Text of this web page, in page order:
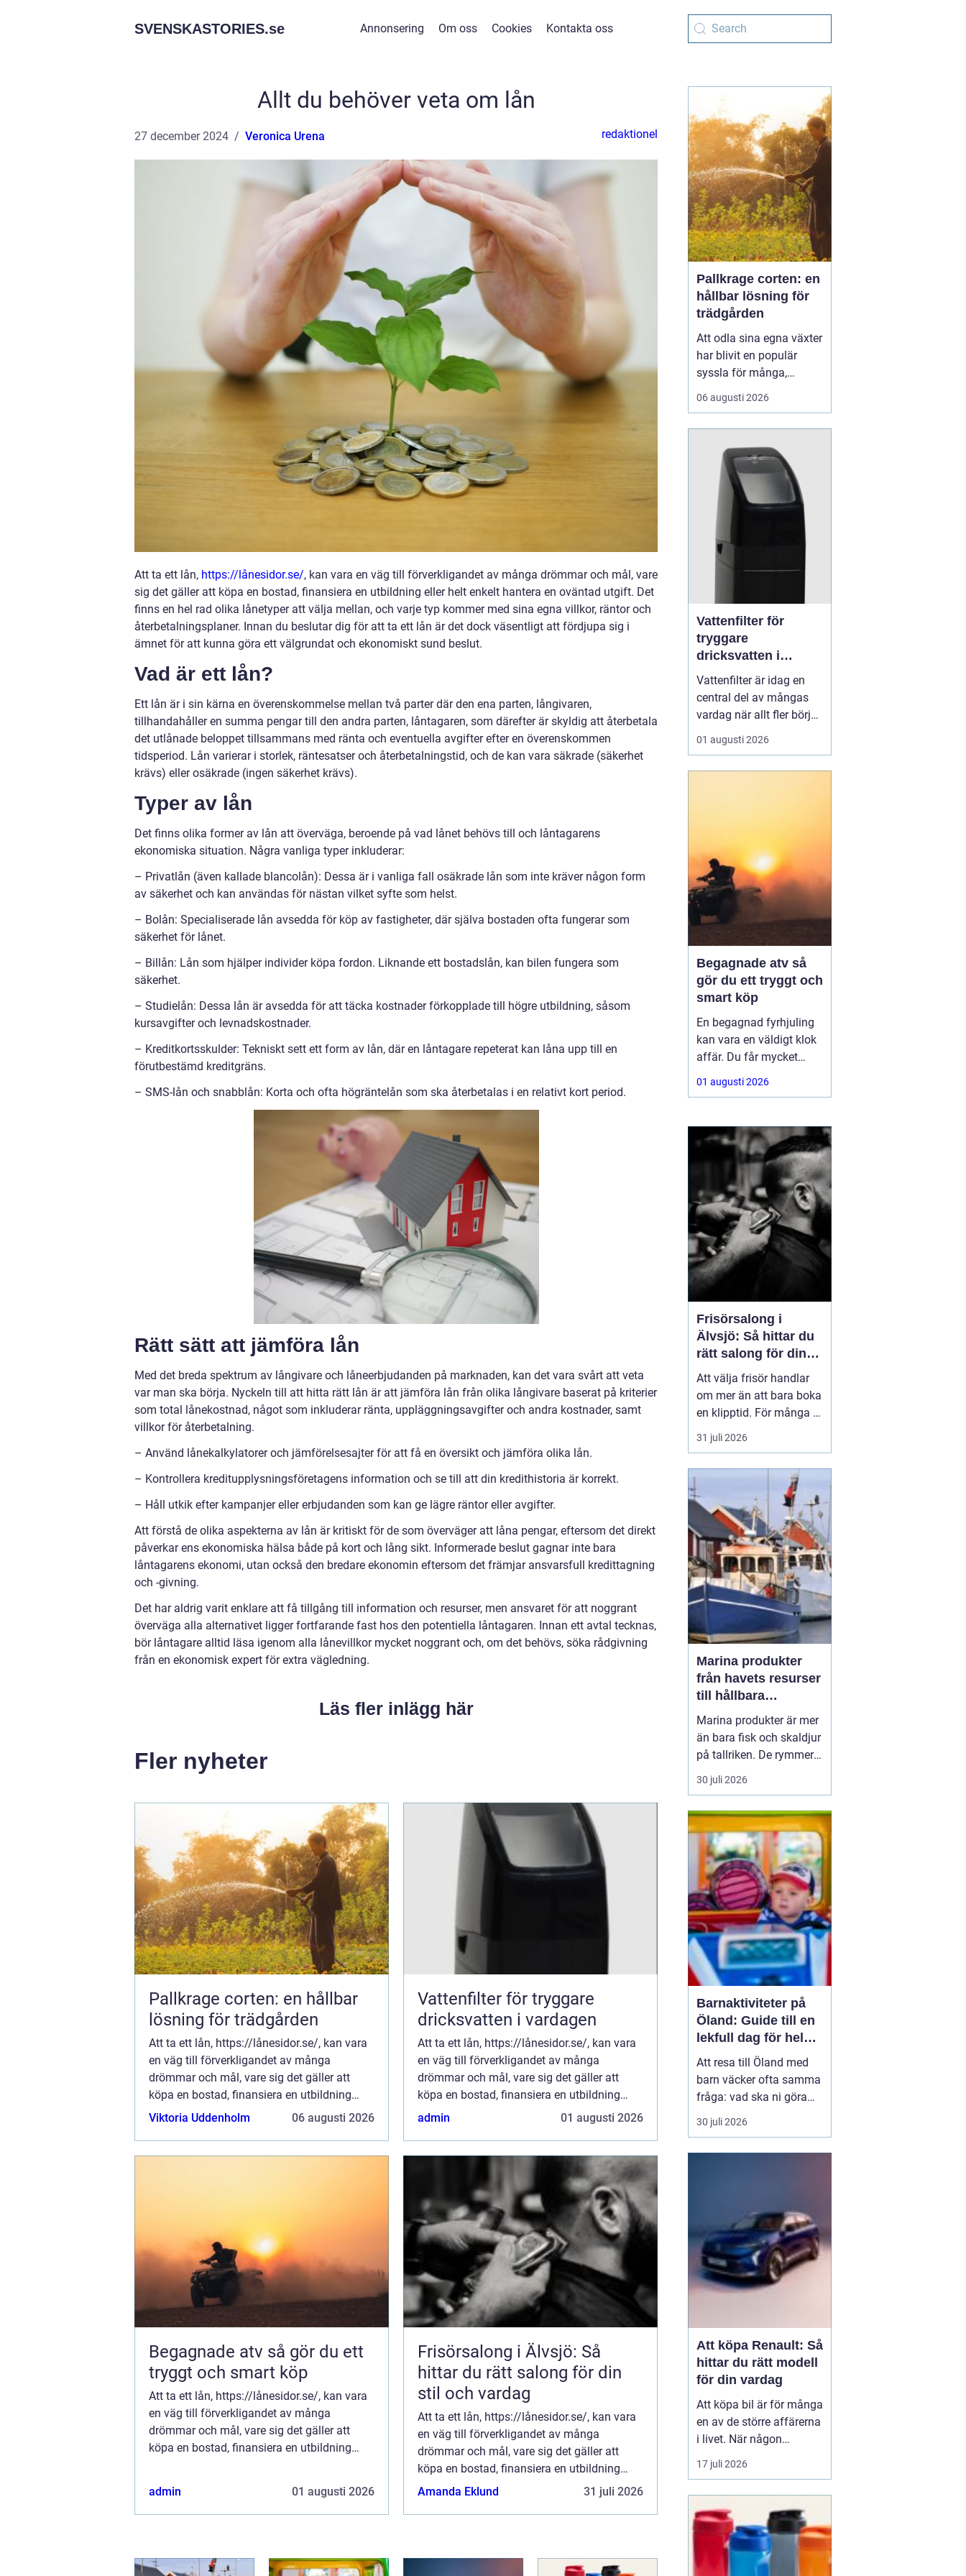
SVENSKASTORIES.se Annonsering Om oss Cookies Kontakta oss
Allt du behöver veta om lån
27 december 2024 Veronica Urena redaktionel
Att ta ett lån, https://lånesidor.se/, kan vara en väg till förverkligandet av många drömmar och mål, vare
sig det gäller att köpa en bostad, finansiera en utbildning eller helt enkelt hantera en oväntad utgift. Det
finns en hel rad olika lånetyper att välja mellan, och varje typ kommer med sina egna villkor, räntor och
återbetalningsplaner. Innan du beslutar dig för att ta ett lån är det dock väsentligt att fördjupa sig i
ämnet för att kunna göra ett välgrundat och ekonomiskt sund beslut.
Vad är ett lån?
Ett lån är i sin kärna en överenskommelse mellan två parter där den ena parten, långivaren,
tillhandahåller en summa pengar till den andra parten, låntagaren, som därefter är skyldig att återbetala
det utlånade beloppet tillsammans med ränta och eventuella avgifter efter en överenskommen
tidsperiod. Lån varierar i storlek, räntesatser och återbetalningstid, och de kan vara säkrade (säkerhet
krävs) eller osäkrade (ingen säkerhet krävs).
Typer av lån
Det finns olika former av lån att överväga, beroende på vad lånet behövs till och låntagarens
ekonomiska situation. Några vanliga typer inkluderar:
– Privatlån (även kallade blancolån): Dessa är i vanliga fall osäkrade lån som inte kräver någon form
av säkerhet och kan användas för nästan vilket syfte som helst.
– Bolån: Specialiserade lån avsedda för köp av fastigheter, där själva bostaden ofta fungerar som
säkerhet för lånet.
– Billån: Lån som hjälper individer köpa fordon. Liknande ett bostadslån, kan bilen fungera som
säkerhet.
– Studielån: Dessa lån är avsedda för att täcka kostnader förkopplade till högre utbildning, såsom
kursavgifter och levnadskostnader.
– Kreditkortsskulder: Tekniskt sett ett form av lån, där en låntagare repeterat kan låna upp till en
förutbestämd kreditgräns.
– SMS-lån och snabblån: Korta och ofta högräntelån som ska återbetalas i en relativt kort period.
Rätt sätt att jämföra lån
Med det breda spektrum av långivare och låneerbjudanden på marknaden, kan det vara svårt att veta
var man ska börja. Nyckeln till att hitta rätt lån är att jämföra lån från olika långivare baserat på kriterier
som total lånekostnad, något som inkluderar ränta, uppläggningsavgifter och andra kostnader, samt
villkor för återbetalning.
– Använd lånekalkylatorer och jämförelsesajter för att få en översikt och jämföra olika lån.
– Kontrollera kreditupplysningsföretagens information och se till att din kredithistoria är korrekt.
– Håll utkik efter kampanjer eller erbjudanden som kan ge lägre räntor eller avgifter.
Att förstå de olika aspekterna av lån är kritiskt för de som överväger att låna pengar, eftersom det direkt
påverkar ens ekonomiska hälsa både på kort och lång sikt. Informerade beslut gagnar inte bara
låntagarens ekonomi, utan också den bredare ekonomin eftersom det främjar ansvarsfull kredittagning
och -givning.
Det har aldrig varit enklare att få tillgång till information och resurser, men ansvaret för att noggrant
överväga alla alternativet ligger fortfarande fast hos den potentiella låntagaren. Innan ett avtal tecknas,
bör låntagare alltid läsa igenom alla lånevillkor mycket noggrant och, om det behövs, söka rådgivning
från en ekonomisk expert för extra vägledning.
Läs fler inlägg här
Fler nyheter
Pallkrage corten: en hållbar
lösning för trädgården
Att ta ett lån, https://lånesidor.se/, kan vara
en väg till förverkligandet av många
drömmar och mål, vare sig det gäller att
köpa en bostad, finansiera en utbildning
eller helt enkelt hantera en ov&au...
Viktoria Uddenholm 06 augusti 2026
Vattenfilter för tryggare
dricksvatten i vardagen
Att ta ett lån, https://lånesidor.se/, kan vara
en väg till förverkligandet av många
drömmar och mål, vare sig det gäller att
köpa en bostad, finansiera en utbildning
eller helt enkelt hantera en ov&au...
admin 01 augusti 2026
Begagnade atv så gör du ett
tryggt och smart köp
Att ta ett lån, https://lånesidor.se/, kan vara
en väg till förverkligandet av många
drömmar och mål, vare sig det gäller att
köpa en bostad, finansiera en utbildning
admin
01 augusti 2026
Frisörsalong i Älvsjö: Så
hittar du rätt salong för din
stil och vardag
Att ta ett lån, https://lånesidor.se/, kan vara
en väg till förverkligandet av många
drömmar och mål, vare sig det gäller att
köpa en bostad, finansiera en utbildning
eller helt enkelt hantera en ov&au...
Amanda Eklund 31 juli 2026
Pallkrage corten: en
hållbar lösning för
trädgården
Att odla sina egna växter
har blivit en populär
syssla för många,
oavsett om det handlar
om att ha en prunkande
balkongträdgård i stan.
En av de mest effektiva
och este...
06 augusti 2026
Vattenfilter för
tryggare
dricksvatten i
vardagen
Vattenfilter är idag en
central del av mångas
vardag när allt fler börjar
fundera på kvaliteten på
vattnet som kommer ur
hårt vat...
01 augusti 2026
Begagnade atv så
gör du ett tryggt och
smart köp
En begagnad fyrhjuling
kan vara en väldigt klok
affär. Du får mycket
funktion för pengarna
och slipper den största
ofta kommer direkt när
en maskin är ny.
Samtidigt kräver ett
andrahandsköp mer
eftertanke. Den som vill
köpa
01 augusti 2026
Frisörsalong i
Älvsjö: Så hittar du
rätt salong för din
stil och vardag
Att välja frisör handlar
om mer än att bara boka
en klipptid. För många är
frisörbesöket en paus i
vardagen, en chans att
känna sig mer som sig
själv. I Älvsjö fi...
31 juli 2026
Marina produkter
från havets resurser
till hållbara
upplevelser
Marina produkter är mer
än bara fisk och skaldjur
på tallriken. De rymmer
allt från mat och hälsa
till friluftsliv, kultur och
områden spelar havet en
central roll för både
ekonomi och livskvalitet.
När fler söker sig mot
nat...
30 juli 2026
Barnaktiviteter på
Öland: Guide till en
lekfull dag för hela
familjen
Att resa till Öland med
barn väcker ofta samma
fråga: vad ska ni göra
för att alla ska trivas,
oavsett ålder och
30 juli 2026
Att köpa Renault: Så
hittar du rätt modell
för din vardag
Att köpa bil är för många
en av de större affärerna
i livet. När någon
funderar på att köpa
Renault Skåne
17 juli 2026